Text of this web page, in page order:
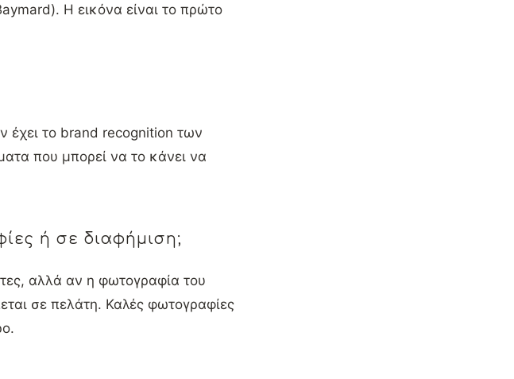
Η εικόνα είναι το πρώτο
έχει το brand recognition των
που μπορεί να το κάνει να
ή σε διαφήμιση;
αλλά αν η φωτογραφία του
σε πελάτη. Καλές φωτογραφίες